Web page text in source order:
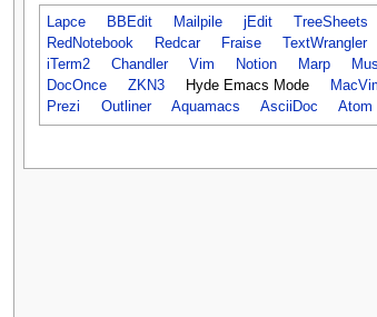
Lapce BBEdit Mailpile jEdit TreeSheets
RedNotebook
Redcar Fraise TextWrangler
iTerm2
Chandler Vim Notion Marp
DocOnce
ZKN3 Hyde Emacs Mode
Prezi
Outliner Aquamacs AsciiDoc Atom